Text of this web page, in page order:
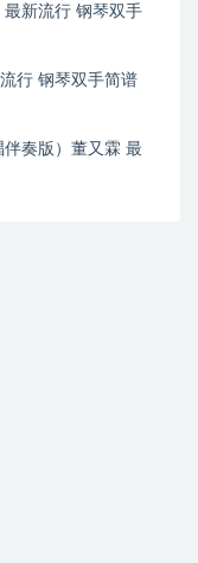
新流行 钢琴双手
行 钢琴双手简谱
奏版）董又霖 最